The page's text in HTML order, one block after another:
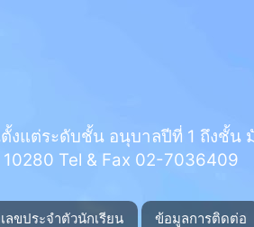
งแต่ระดับชั้น อนุบาลปีที่ 1 ถึงชั้
Tel & Fax 02-7036409
ลขประจำตัวนักเรียน ข้อมูลการติดต่อ